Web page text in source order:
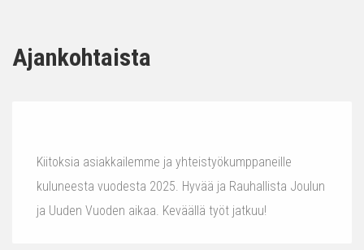
Ajankohtaista
Kiitoksia asiakkailemme ja yhteistyökumppaneille
kuluneesta vuodesta 2025. Hyvää ja Rauhallista Joulun
ja Uuden Vuoden aikaa. Keväällä työt jatkuu!